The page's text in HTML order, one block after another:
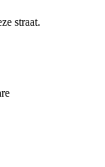
straat.